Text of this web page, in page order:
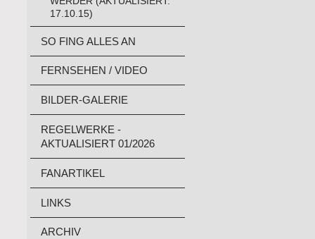
17.10.15)
SO FING ALLES AN
FERNSEHEN / VIDEO
BILDER-GALERIE
REGELWERKE -
AKTUALISIERT 01/2026
FANARTIKEL
LINKS
ARCHIV